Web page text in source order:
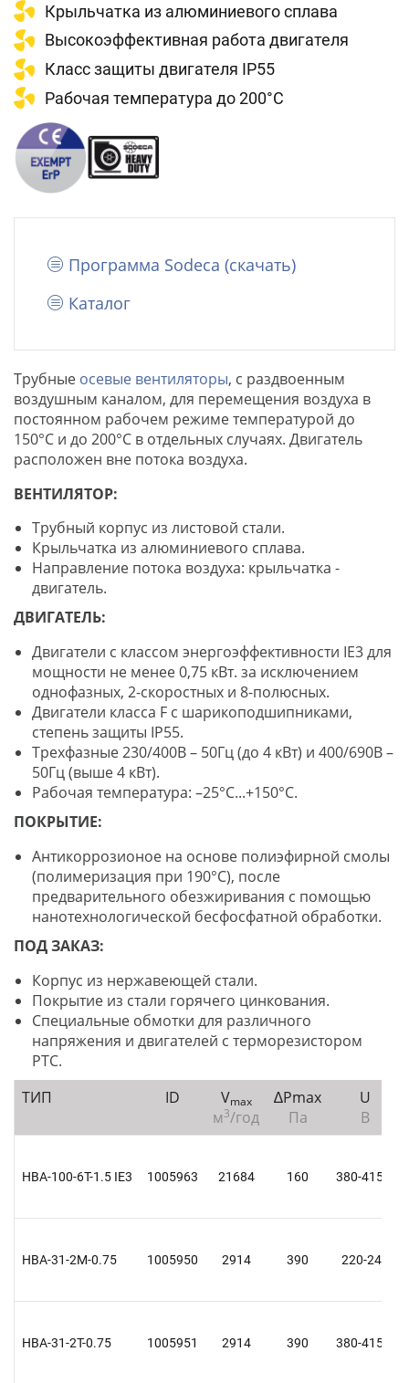
Крыльчатка из алюминиевого сплава
Высокоэффективная работа двигателя
Класс защиты двигателя IP55
Рабочая температура до 200°C
Программа Sodeca (cкачать)
Каталог
Трубные осевые вентиляторы, с раздвоенным
воздушным каналом, для перемещения воздуха в
постоянном рабочем режиме температурой до
150°C и до 200°C в отдельных случаях. Двигатель
расположен вне потока воздуха.
ВЕНТИЛЯТОР:
Трубный корпус из листовой стали.
Крыльчатка из алюминиевого сплава.
Направление потока воздуха: крыльчатка -
двигатель.
ДВИГАТЕЛЬ:
Двигатели с классом энергоэффективности IE3 для
мощности не менее 0,75 кВт. за исключением
однофазных, 2-скоростных и 8-полюсных.
Двигатели класса F с шарикоподшипниками,
степень защиты IP55.
Трехфазные 230/400В – 50Гц (до 4 кВт) и 400/690В –
50Гц (выше 4 кВт).
Рабочая температура: –25°C...+150°C.
ПОКРЫТИЕ:
Антикоррозионое на основе полиэфирной смолы
(полимеризация при 190°C), после
предварительного обезжиривания с помощью
нанотехнологической бесфосфатной обработки.
ПОД ЗАКАЗ:
Корпус из нержавеющей стали.
Покрытие из стали горячего цинкования.
Специальные обмотки для различного
напряжения и двигателей с терморезистором
PTC.
ТИП
ID Vmax
м3/год
∆Рmax
Па
U
В
HBA-100-6T-1.5 IE3 1005963 21684 160 380-415 Y
HBA-31-2M-0.75 1005950 2914 390 220-240
HBA-31-2T-0.75 1005951 2914 390 380-415 Y